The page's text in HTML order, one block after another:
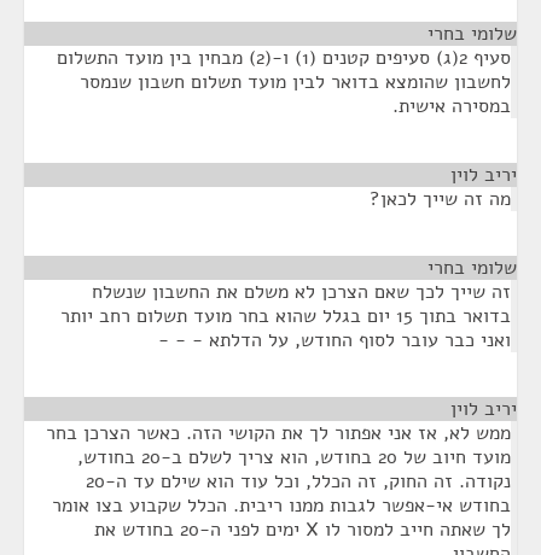
שלומי בחרי
סעיף 2(ג) סעיפים קטנים (1) ו-(2) מבחין בין מועד התשלום
לחשבון שהומצא בדואר לבין מועד תשלום חשבון שנמסר
במסירה אישית.
יריב לוין
מה זה שייך לכאן?
שלומי בחרי
זה שייך לכך שאם הצרכן לא משלם את החשבון שנשלח
בדואר בתוך 15 יום בגלל שהוא בחר מועד תשלום רחב יותר
ואני כבר עובר לסוף החודש, על הדלתא - - -
יריב לוין
ממש לא, אז אני אפתור לך את הקושי הזה. כאשר הצרכן בחר
מועד חיוב של 20 בחודש, הוא צריך לשלם ב-20 בחודש,
נקודה. זה החוק, זה הכלל, וכל עוד הוא שילם עד ה-20
בחודש אי-אפשר לגבות ממנו ריבית. הכלל שקבוע בצו אומר
לך שאתה חייב למסור לו X ימים לפני ה-20 בחודש את